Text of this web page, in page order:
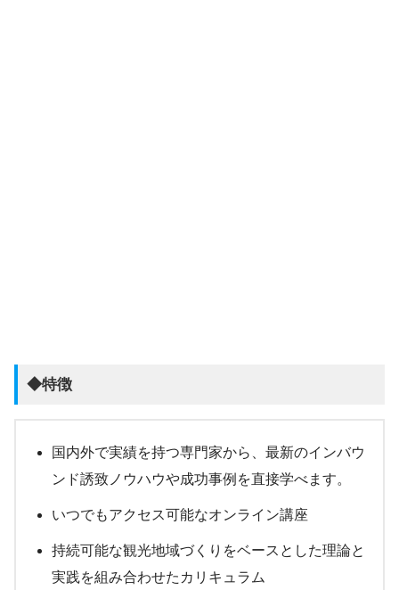
◆特徴
国内外で実績を持つ専門家から、最新のインバウ
ンド誘致ノウハウや成功事例を直接学べます。
いつでもアクセス可能なオンライン講座
持続可能な観光地域づくりをベースとした理論と
実践を組み合わせたカリキュラム